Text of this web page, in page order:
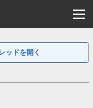
ッドを開く